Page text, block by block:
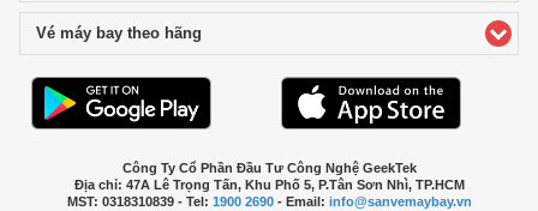
Vé máy bay theo hãng
Công Ty Cổ Phần Đầu Tư Công Nghệ GeekTek
Địa chỉ: 47A Lê Trọng Tấn, Khu Phố 5, P.Tân Sơn Nhì, TP.HCM
MST: 0318310839 - Tel: 1900 2690- Email: info@sanvemaybay.vn